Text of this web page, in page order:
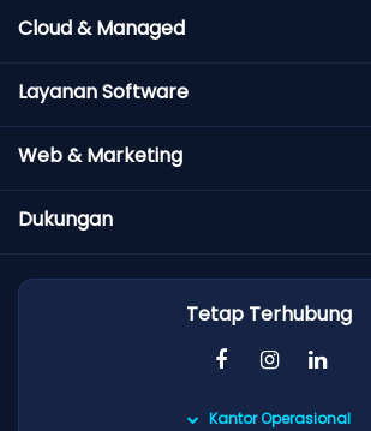
Cloud & Managed
Layanan Software
Web & Marketing
Dukungan
Tetap Terhubung
Kantor Operasional